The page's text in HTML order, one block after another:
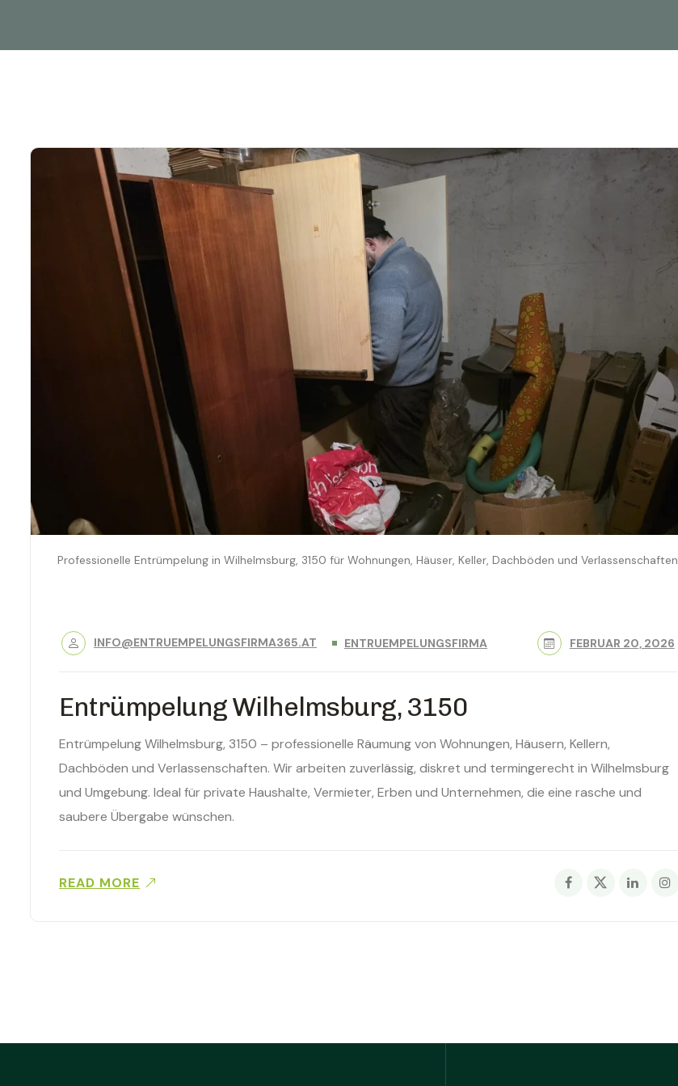
Professionelle Entrümpelung in Wilhelmsburg, 3150 für Wohnungen, Häuser, Keller, Dachböden und Verlassenschaften
Entrümpelung Wilhelmsburg, 3150
INFO@ENTRUEMPELUNGSFIRMA365.AT ENTRUEMPELUNGSFIRMA FEBRUAR 20, 2026
Entrümpelung Wilhelmsburg, 3150 – professionelle Räumung von Wohnungen, Häusern, Kellern,
Dachböden und Verlassenschaften. Wir arbeiten zuverlässig, diskret und termingerecht in Wilhelmsburg
und Umgebung. Ideal für private Haushalte, Vermieter, Erben und Unternehmen, die eine rasche und
saubere Übergabe wünschen.
READ MORE